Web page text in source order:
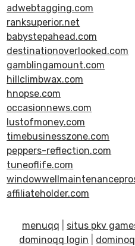
adwebtagging.com
ranksuperior.net
babystepahead.com
destinationoverlooked.com
gamblingamount.com
hillclimbwax.com
hnopse.com
occasionnews.com
lustofmoney.com
timebusinesszone.com
peppers-reflection.com
tuneoflife.com
affiliateholder.com
menuqq situs pkv
dominoqq login